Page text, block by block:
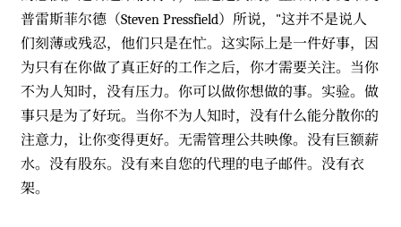
普雷斯菲尔德（Steven Pressfield）所说，"这并不是说人
们刻薄或残忍，他们只是在忙。这实际上是一件好事，因
为只有在你做了真正好的工作之后，你才需要关注。当你
不为人知时，没有压力。你可以做你想做的事。实验。做
事只是为了好玩。当你不为人知时，没有什么能分散你的
注意力，让你变得更好。无需管理公共映像。没有巨额薪
水。没有股东。没有来自您的代理的电子邮件。没有衣
架。